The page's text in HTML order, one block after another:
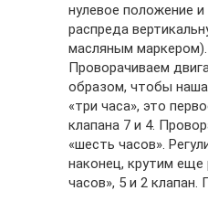
нулевое положение
распреда
масляным маркером).
Проворачиваем
образом, чтобы
«три часа», это
клапана 7 и 4.
«шесть часов».
наконец, крутим еще
часов», 5 и 2 клапан.